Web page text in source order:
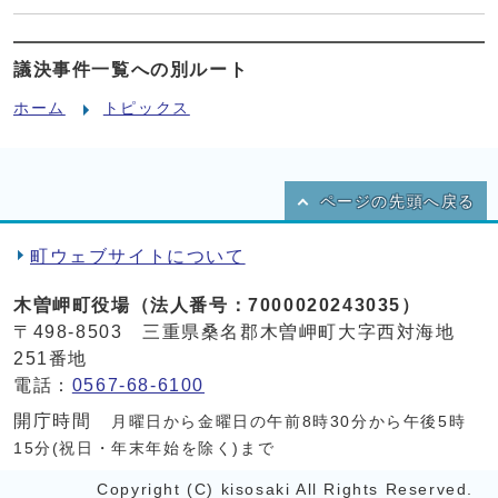
議決事件一覧への別ルート
ホーム トピックス
ページの先頭へ戻る
町ウェブサイトについて
木曽岬町役場（法人番号：7000020243035）
〒498-8503 三重県桑名郡木曽岬町大字西対海地
251番地
電話： 0567-68-6100
開庁時間
月曜日から金曜日の午前8時30分から午後5時
15分(祝日・年末年始を除く)まで
Copyright (C) kisosaki All Rights Reserved.